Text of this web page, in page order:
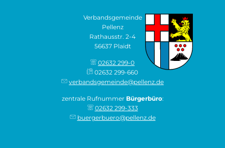
Verbandsgemeinde
Pellenz
Rathausstr. 2-4
56637 Plaidt
02632 299-0
02632 299-660
verbandsgemeinde@pellenz.de
zentrale Rufnummer Bürgerbüro:
02632 299-333
buergerbuero@pellenz.de